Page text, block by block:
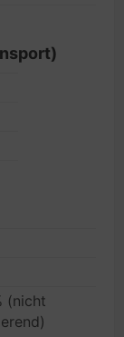
(nicht